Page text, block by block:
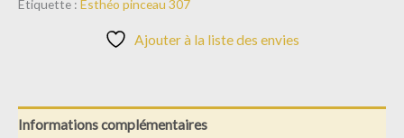
Étiquette : Esthéo pinceau 307
Ajouter à la liste des envies
Informations complémentaires